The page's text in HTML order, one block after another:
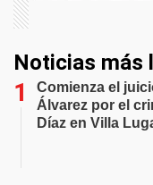
Noticias más
Comienza el
Álvarez por el
Díaz en Villa